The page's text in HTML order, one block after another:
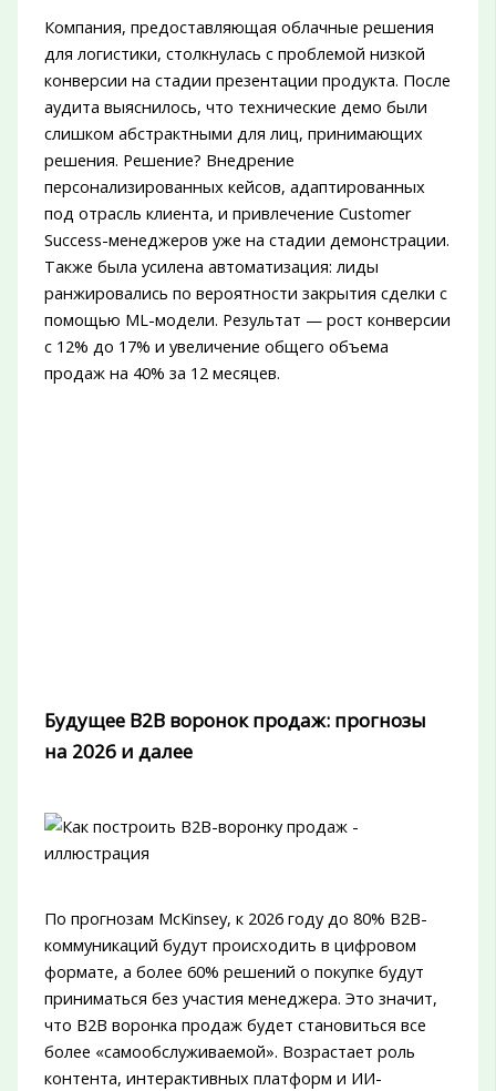
Компания, предоставляющая облачные решения
для логистики, столкнулась с проблемой низкой
конверсии на стадии презентации продукта. После
аудита выяснилось, что технические демо были
слишком абстрактными для лиц, принимающих
решения. Решение? Внедрение
персонализированных кейсов, адаптированных
под отрасль клиента, и привлечение Customer
Success-менеджеров уже на стадии демонстрации.
Также была усилена автоматизация: лиды
ранжировались по вероятности закрытия сделки с
помощью ML-модели. Результат — рост конверсии
с 12% до 17% и увеличение общего объема
продаж на 40% за 12 месяцев.
Будущее B2B воронок продаж: прогнозы
на 2026 и далее
По прогнозам McKinsey, к 2026 году до 80% B2B-
коммуникаций будут происходить в цифровом
формате, а более 60% решений о покупке будут
приниматься без участия менеджера. Это значит,
что B2B воронка продаж будет становиться все
более «самообслуживаемой». Возрастает роль
контента, интерактивных платформ и ИИ-